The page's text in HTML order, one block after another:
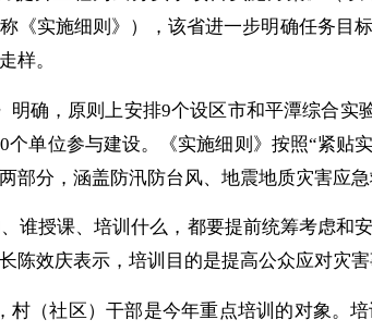
《实施细则》），该省进一步明确任务目
样。
明确，原则上安排9个设区市和平潭综合实
个单位参与建设。《实施细则》按照“紧贴
部分，涵盖防汛防台风、地震地质灾害应
谁授课、培训什么，都要提前统筹考虑和
陈效庆表示，培训目的是提高公众应对灾
村（社区）干部是今年重点培训的对象。